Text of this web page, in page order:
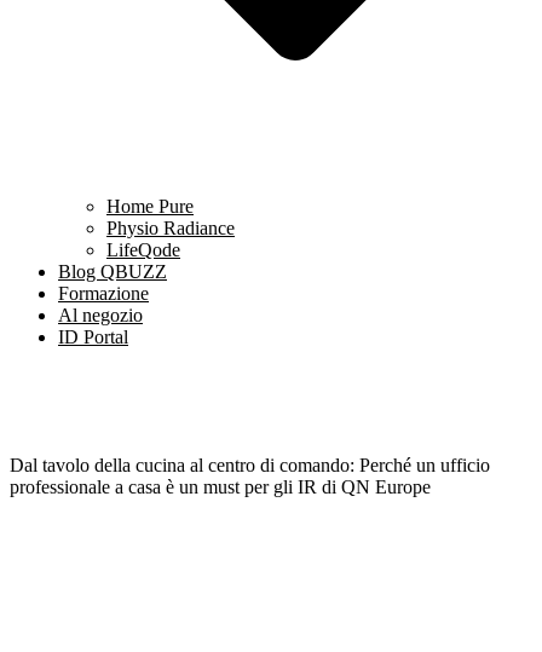
Home Pure
Physio Radiance
LifeQode
Blog QBUZZ
Formazione
Al negozio
ID Portal
Dal tavolo della cucina al centro di comando: Perché un ufficio
professionale a casa è un must per gli IR di QN Europe